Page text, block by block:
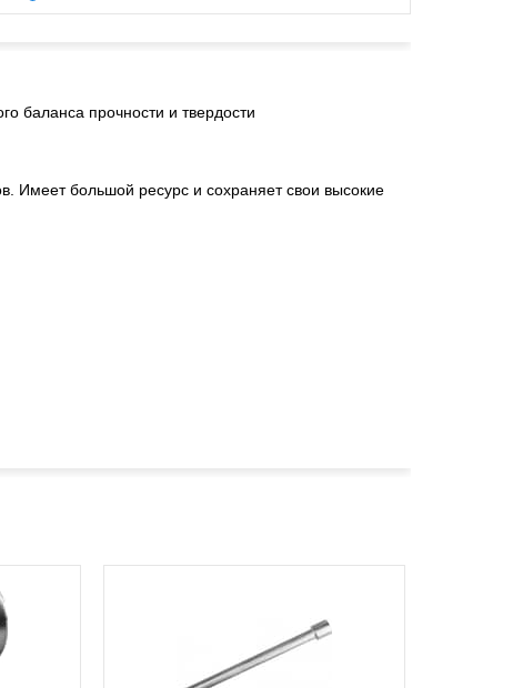
баланса прочности и твердости
Имеет большой ресурс и сохраняет свои высокие